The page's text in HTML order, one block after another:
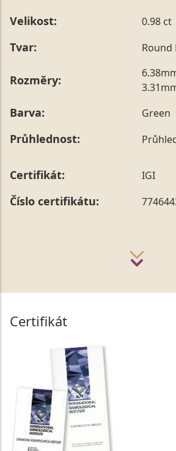
Velikost: 0.98 ct
Tvar: Round
Rozměry:
Barva: Green
Průhlednost:
Certifikát: IGI
Číslo certifikátu:
Certifikát